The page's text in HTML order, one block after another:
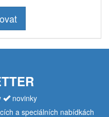
novinky
a speciálních nabídkách